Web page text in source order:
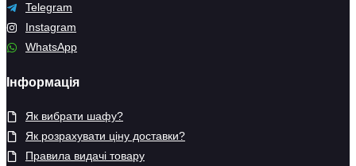
Telegram
Instagram
WhatsApp
Інформація
Як вибрати шафу?
Як розрахувати ціну доставки?
Правила видачі товару